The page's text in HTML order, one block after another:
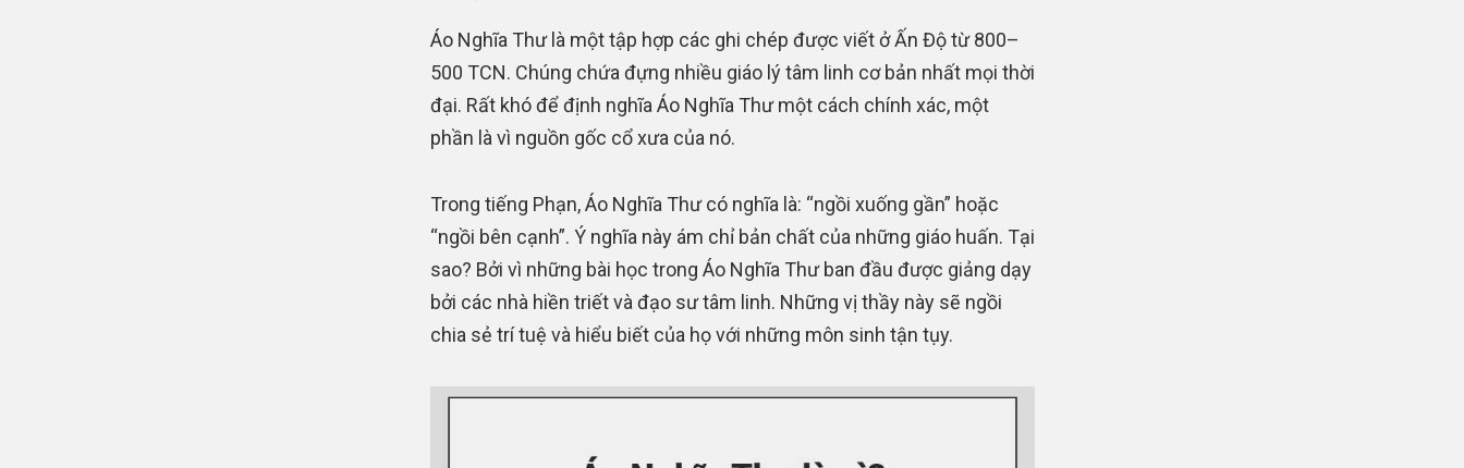
Áo Nghĩa Thư là một tập hợp các ghi chép được viết ở Ấn Độ từ 800–
500 TCN. Chúng chứa đựng nhiều giáo lý tâm linh cơ bản nhất mọi thời
đại. Rất khó để định nghĩa Áo Nghĩa Thư một cách chính xác, một
phần là vì nguồn gốc cổ xưa của nó.
Trong tiếng Phạn, Áo Nghĩa Thư có nghĩa là: “ngồi xuống gần” hoặc
“ngồi bên cạnh”. Ý nghĩa này ám chỉ bản chất của những giáo huấn. Tại
sao? Bởi vì những bài học trong Áo Nghĩa Thư ban đầu được giảng dạy
bởi các nhà hiền triết và đạo sư tâm linh. Những vị thầy này sẽ ngồi
chia sẻ trí tuệ và hiểu biết của họ với những môn sinh tận tụy.